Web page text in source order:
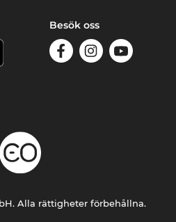
Besök oss
Alla rättigheter förbehållna.